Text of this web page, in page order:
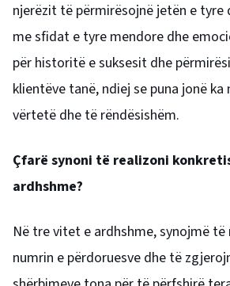
njerëzit të përmirësojnë jetën e tyre
me sfidat e tyre mendore dhe
për historitë e suksesit dhe
klientëve tanë, ndiej se puna jonë
vërtetë dhe të rëndësishëm.
Çfarë synoni të realizoni
ardhshme?
Në tre vitet e ardhshme, synojmë
numrin e përdoruesve dhe të